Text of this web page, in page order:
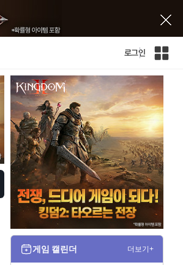
로그인
인
사
이
트
맵
게임 캘린더 더보기+